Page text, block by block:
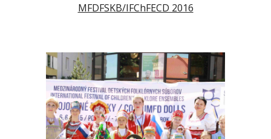
MFDFSKB/IFChFECD 2016